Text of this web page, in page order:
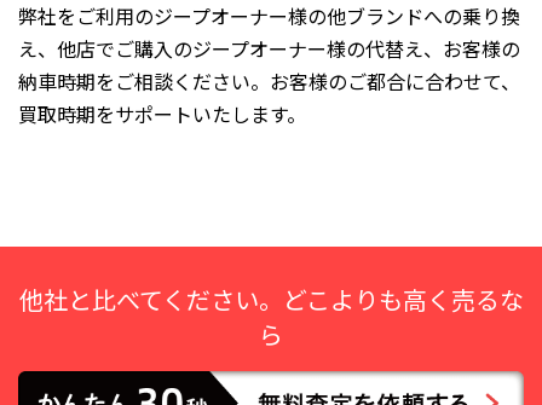
弊社をご利用のジープオーナー様の他ブランドへの乗り換
え、他店でご購入のジープオーナー様の代替え、お客様の
納車時期をご相談ください。お客様のご都合に合わせて、
買取時期をサポートいたします。
他社と比べてください。どこよりも高く売るな
ら